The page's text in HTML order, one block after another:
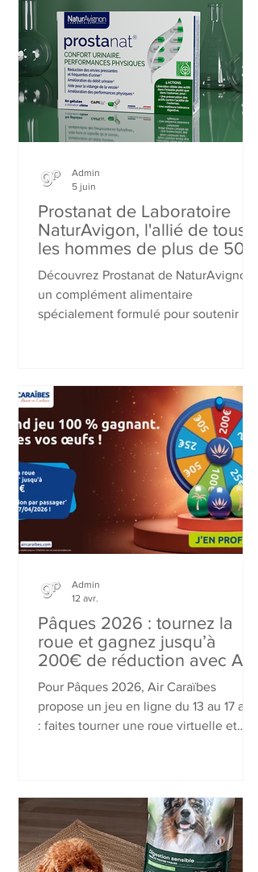
en cire aux protections adaptées au
sommeil, aux concerts, aux voyages ou
encore aux activités aquatiques, pour
préserver durablement votre capital
auditif.
Prostanat de Laboratoire
NaturAvigon, l'allié de tous
les hommes de plus de 50
ans pour leur confort
urinaire et la santé de leur
prostate
Découvrez Prostanat de NaturAvignon,
un complément alimentaire
spécialement formulé pour soutenir la
courge, ginseng, zinc et vitamines,
cette formule complète accompagne
les hommes souhaitant préserver leur
bien-être et leur qualité de vie au
quotidien.
Admin
5 juin
Pâques 2026 : tournez la
roue et gagnez jusqu’à
200€ de réduction avec Air
Caraïbes !
Pour Pâques 2026, Air Caraïbes
propose un jeu en ligne du 13 au 17 avril
: faites tourner une roue virtuelle et
remise par passager, valable pour
plusieurs voyageurs. Une occasion
idéale de planifier un voyage au soleil à
prix réduit.
Admin
12 avr.